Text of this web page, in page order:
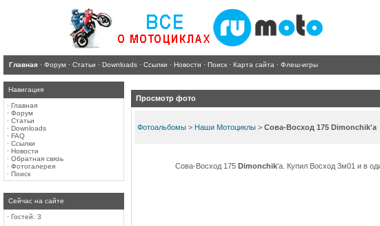
Главная · Форум · Статьи · Downloads · Ссылки · Новости · Поиск · Карта сайта · Флеш-игры
Навигация
· Главная
· Форум
· Статьи
· Downloads
· FAQ
· Ссылки
· Новости
· Обратная связь
· Фотогалерея
· Поиск
Сейчас на сайте
· Гостей: 3
Просмотр фото
Фотоальбомы > Наши Мотоциклы > Сова-Восход 175 Dimonchik'a
Сова-Восход 175 Dimonchik'a. Купил Восход 3м01 и в